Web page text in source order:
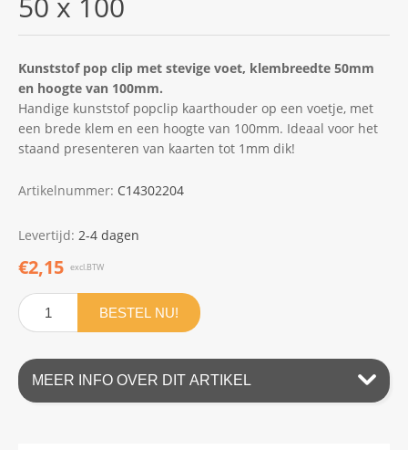
Kunststof pop clip met stevige voet, klembreedte 50mm
en hoogte van 100mm.
Handige kunststof popclip kaarthouder op een voetje, met
een brede klem en een hoogte van 100mm. Ideaal voor het
staand presenteren van kaarten tot 1mm dik!
Artikelnummer: C14302204
Levertijd: 2-4 dagen
€2,15 excl.BTW
BESTEL NU!
MEER INFO OVER DIT ARTIKEL